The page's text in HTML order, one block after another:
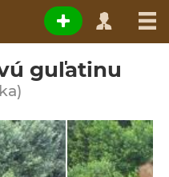
guľatinu